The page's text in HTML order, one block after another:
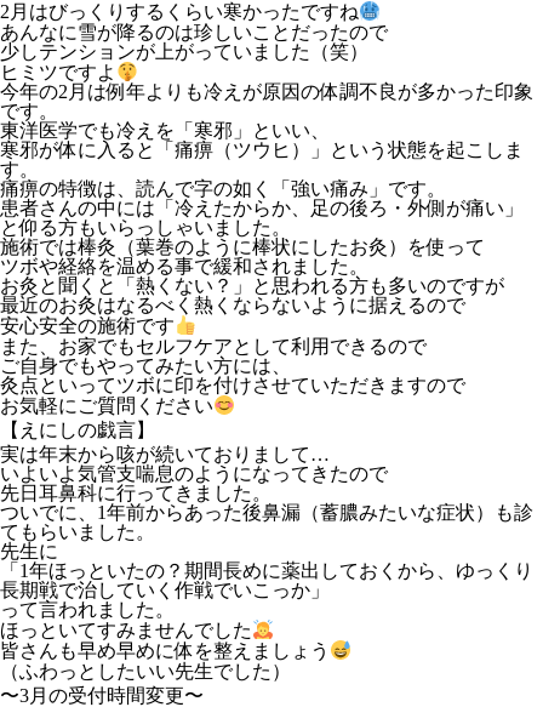
2月はびっくりするくらい寒かったですね
あんなに雪が降るのは珍しいことだったので
少しテンションが上がっていました（笑）
ヒミツですよ
今年の2月は例年よりも冷えが原因の体調不良が多かった印象
です。
東洋医学でも冷えを「寒邪」といい、
寒邪が体に入ると「痛痹（ツウヒ）」という状態を起こしま
す。
痛痹の特徴は、読んで字の如く「強い痛み」です。
患者さんの中には「冷えたからか、足の後ろ・外側が痛い」
と仰る方もいらっしゃいました。
施術では棒灸（葉巻のように棒状にしたお灸）を使って
ツボや経絡を温める事で緩和されました。
お灸と聞くと「熱くない？」と思われる方も多いのですが
最近のお灸はなるべく熱くならないように据えるので
安心安全の施術です
また、お家でもセルフケアとして利用できるので
ご自身でもやってみたい方には、
灸点といってツボに印を付けさせていただきますので
お気軽にご質問ください
【えにしの戯言】
実は年末から咳が続いておりまして…
いよいよ気管支喘息のようになってきたので
先日耳鼻科に行ってきました。
ついでに、1年前からあった後鼻漏（蓄膿みたいな症状）も診
てもらいました。
先生に
「1年ほっといたの？期間長めに薬出しておくから、ゆっくり
長期戦で治していく作戦でいこっか」
って言われました。
ほっといてすみませんでした
皆さんも早め早めに体を整えましょう
（ふわっとしたいい先生でした）
〜3月の受付時間変更〜